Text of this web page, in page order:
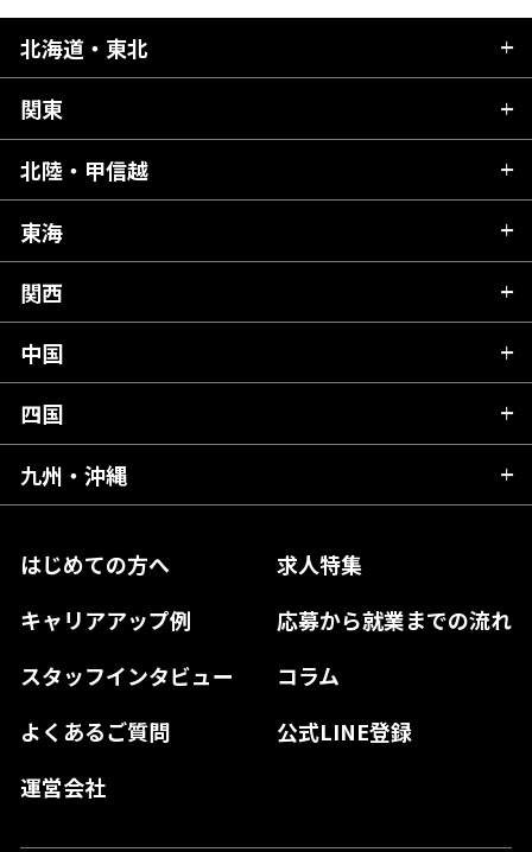
はじめての方へ
求人特集
キャリアアップ例
応募から就業までの流れ
スタッフインタビュー
コラム
よくあるご質問
公式LINE登録
運営会社
北海道・東北
北海道
青森県
秋田県
岩手県
宮城県
福島県
関東
茨城県
栃木県
群馬県
千葉県
東京都
神奈川県
北陸・甲信越
新潟県
富山県
石川県
山梨県
長野県
東海
岐阜県
静岡県
愛知県
関西
滋賀県
京都府
大阪府
奈良県
和歌山県
中国
広島県
岡山県
島根県
山口県
四国
愛媛県
高知県
徳島県
九州・沖縄
熊本県
宮崎県